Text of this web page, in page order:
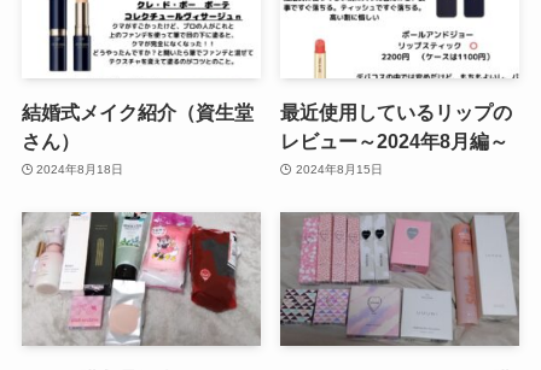
結婚式メイク紹介（資生堂
さん）
2024年8月18日
最近使用しているリップの
レビュー～2024年8月編～
2024年8月15日